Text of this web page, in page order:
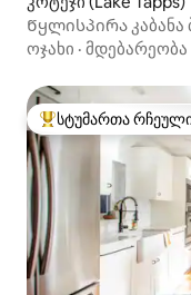
Წყლისპირა კაბანა
ოჯახი · მდებარეობა
სტუმართა რჩეული
სტუმართა